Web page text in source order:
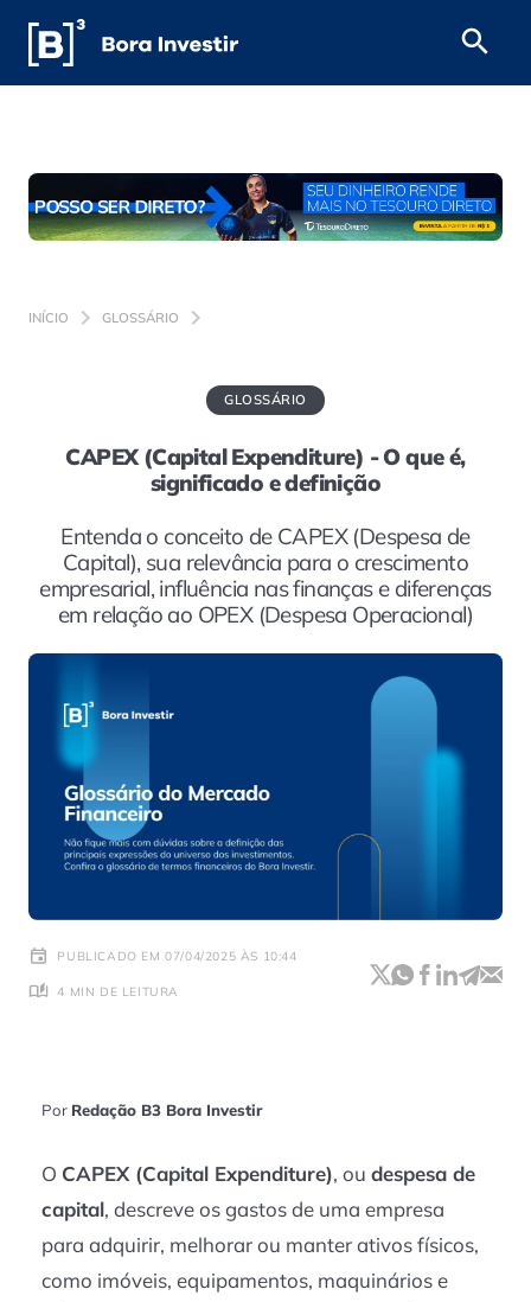
INÍCIO GLOSSÁRIO
GLOSSÁRIO
CAPEX (Capital Expenditure) - O que é,
significado e definição
Entenda o conceito de CAPEX (Despesa de
Capital), sua relevância para o crescimento
empresarial, influência nas finanças e diferenças
em relação ao OPEX (Despesa Operacional)
PUBLICADO EM 07/04/2025 ÀS 10:44
4 MIN DE LEITURA
Por Redação B3 Bora Investir
O CAPEX (Capital Expenditure), oudespesa de
capital, descreve os gastos de uma empresa
para adquirir, melhorar ou manter ativos físicos,
como imóveis, equipamentos, maquinários e